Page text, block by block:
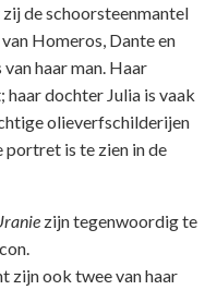
de schoorsteenmantel
Homeros, Dante en
haar man. Haar
dochter Julia is vaak
olieverfschilderijen
is te zien in de
zijn tegenwoordig te
zijn ook twee van haar